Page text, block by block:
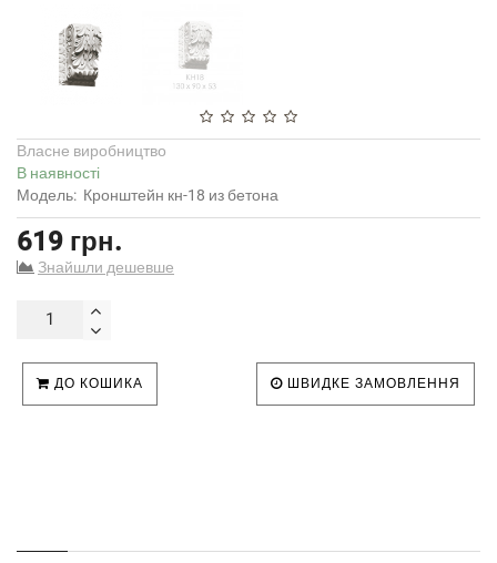
Власне виробництво
В наявності
Модель: Кронштейн кн-18 из бетона
619 грн.
Знайшли дешевше
ДО КОШИКА ШВИДКЕ ЗАМОВЛЕННЯ